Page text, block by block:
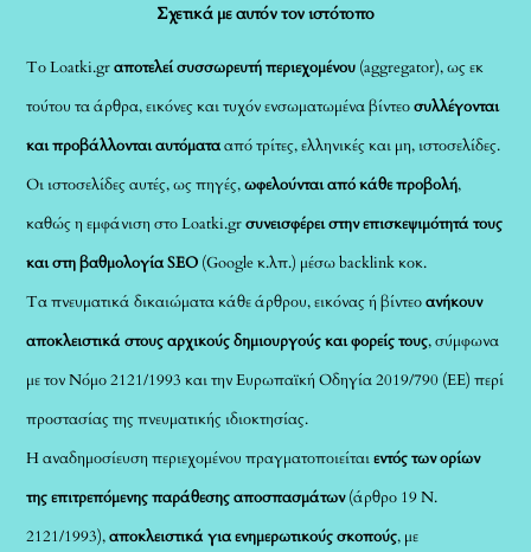
Σχετικά με αυτόν τον ιστότοπο
Το Loatki.grαποτελεί συσσωρευτή περιεχομένου (aggregator), ως εκ
τούτου τα άρθρα, εικόνες και τυχόν ενσωματωμένα βίντεοσυλλέγονται
και προβάλλονται αυτόματααπό τρίτες, ελληνικές και μη, ιστοσελίδες.
Οι ιστοσελίδες αυτές, ως πηγές,ωφελούνται από κάθε προβολή,
καθώς η εμφάνιση στο Loatki.grσυνεισφέρει στην επισκεψιμότητά τους
και στη βαθμολογία SEO (Google κ.λπ.) μέσω backlink κοκ.
Τα πνευματικά δικαιώματα κάθε άρθρου, εικόνας ή βίντεοανήκουν
αποκλειστικά στους αρχικούς δημιουργούς και φορείς τους, σύμφωνα
με τον Νόμο 2121/1993 και την Ευρωπαϊκή Οδηγία 2019/790 (ΕΕ) περί
προστασίας της πνευματικής ιδιοκτησίας.
Η αναδημοσίευση περιεχομένου πραγματοποιείταιεντός των ορίων
της επιτρεπόμενης παράθεσης αποσπασμάτων(άρθρο 19 Ν.
2121/1993),αποκλειστικά για ενημερωτικούς σκοπούς, με